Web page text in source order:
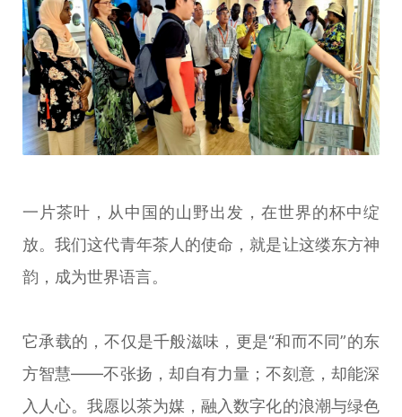
一片茶叶，从中国的山野出发，在世界的杯中绽
放。我们这代青年茶人的使命，就是让这缕东方神
韵，成为世界语言。
它承载的，不仅是千般滋味，更是“和而不同”的东
方智慧——不张扬，却自有力量；不刻意，却能深
入人心。我愿以茶为媒，融入数字化的浪潮与绿色